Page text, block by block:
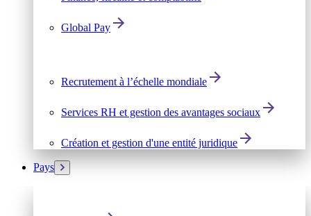
Global Pay
Recrutement à l’échelle mondiale
Services RH et gestion des avantages sociaux
Création et gestion d'une entité juridique
Pays